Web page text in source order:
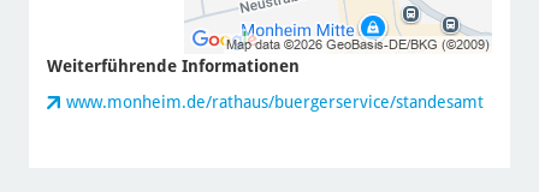
Weiterführende Informationen
www.monheim.de/rathaus/buergerservice/standesamt